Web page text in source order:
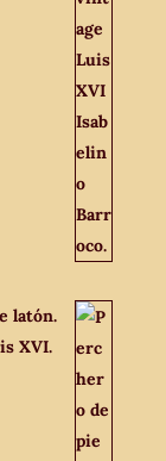
latón.
XVI.